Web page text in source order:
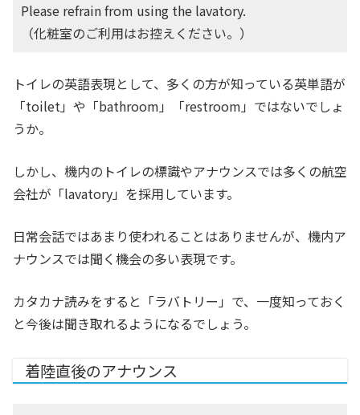
Please refrain from using the lavatory.
（化粧室のご利用はお控えください。）
トイレの英語表現として、多くの方が知っている英単語が
「toilet」や「bathroom」「restroom」ではないでしょ
うか。
しかし、機内のトイレの標識やアナウンスでは多くの航空
会社が「lavatory」を採用しています。
日常会話ではあまり使われることはありませんが、機内ア
ナウンスでは聞く機会の多い表現です。
カタカナ読みをすると「ラバトリー」で、一度知っておく
と今後は聞き取れるようになるでしょう。
着陸直後のアナウンス